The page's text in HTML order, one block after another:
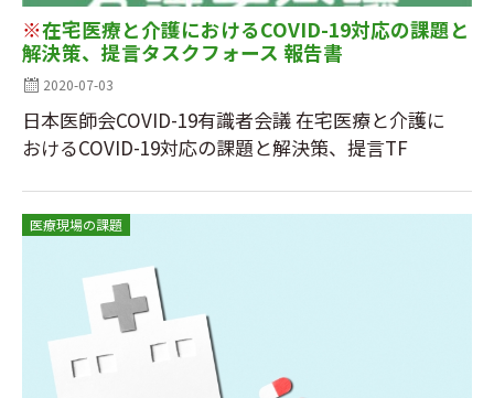
※在宅医療と介護におけるCOVID-19対応の課題と
解決策、提言タスクフォース 報告書
2020-07-03
日本医師会COVID-19有識者会議 在宅医療と介護に
おけるCOVID-19対応の課題と解決策、提言TF
医療現場の課題